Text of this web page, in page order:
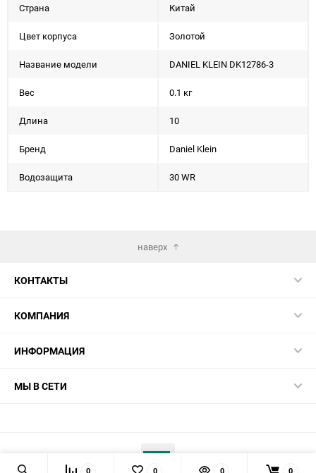
Страна Китай
Цвет корпуса Золотой
Название модели DANIEL KLEIN DK12786-3
Вес 0.1 кг
Длина 10
Бренд Daniel Klein
Водозащита 30 WR
наверх
КОНТАКТЫ
КОМПАНИЯ
ИНФОРМАЦИЯ
МЫ В СЕТИ
0 0 0 0